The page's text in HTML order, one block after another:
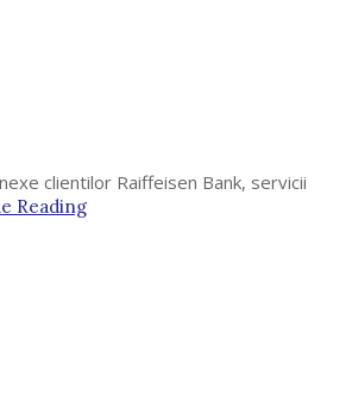
clientilor Raiffeisen Bank, servicii
Reading